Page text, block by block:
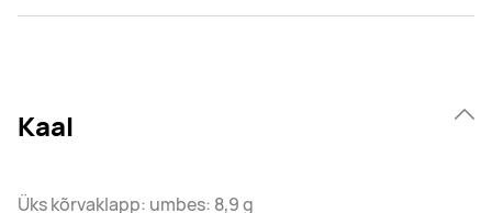
Kaal
Üks kõrvaklapp: umbes: 8,9 g